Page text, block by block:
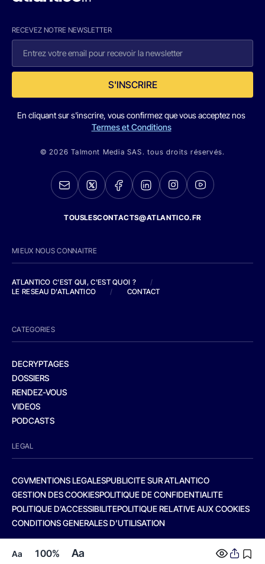
Aa 100% Aa
RECEVEZ NOTRE NEWSLETTER
S'INSCRIRE
En cliquant sur s'inscrire, vous confirmez que vous acceptez nos
Termes et Conditions
© 2026 Talmont Media SAS. tous droits réservés.
TOUSLESCONTACTS@ATLANTICO.FR
MIEUX NOUS CONNAITRE
ATLANTICO C'EST QUI, C'EST QUOI ?
/
LE RESEAU D'ATLANTICO
/ CONTACT
CATEGORIES
DECRYPTAGES
DOSSIERS
RENDEZ-VOUS
VIDEOS
PODCASTS
LEGAL
CGVMENTIONS LEGALESPUBLICITE SUR ATLANTICO
GESTION DES COOKIESPOLITIQUE DE CONFIDENTIALITE
POLITIQUE D’ACCESSIBILITEPOLITIQUE RELATIVE AUX COOKIES
CONDITIONS GENERALES D’UTILISATION